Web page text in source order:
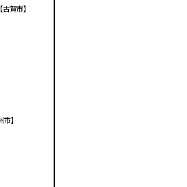
賀市】
】